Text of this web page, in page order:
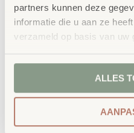
partners kunnen deze
informatie die u aan ze
verzameld op basis van uw
ALLES
€94,50
€114,35incl. BTW
Creëer individuele en
met innovatief
kan worden gebruikt
ORBIT is een
leeromgeving en